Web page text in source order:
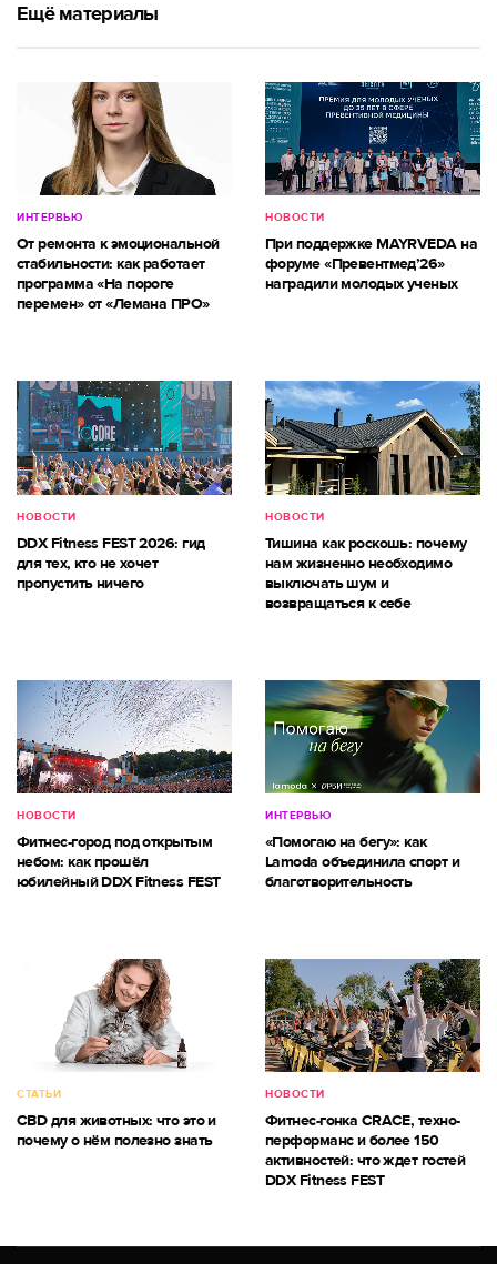
Ещё материалы
ИНТЕРВЬЮ
От ремонта к эмоциональной
стабильности: как работает
программа «На пороге
перемен» от «Лемана ПРО»
НОВОСТИ
При поддержке MAYRVEDA на
форуме «Превентмед’26»
наградили молодых ученых
НОВОСТИ
DDX Fitness FEST 2026: гид
для тех, кто не хочет
пропустить ничего
НОВОСТИ
Тишина как роскошь: почему
нам жизненно необходимо
выключать шум и
возвращаться к себе
НОВОСТИ
Фитнес-город под открытым
небом: как прошёл
юбилейный DDX Fitness FEST
ИНТЕРВЬЮ
«Помогаю на бегу»: как
Lamoda объединила спорт и
благотворительность
СТАТЬИ
CBD для животных: что это и
почему о нём полезно знать
НОВОСТИ
Фитнес-гонка CRACE, техно-
перформанс и более 150
активностей: что ждет гостей
DDX Fitness FEST